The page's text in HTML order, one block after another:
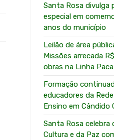
Santa Rosa divulga
especial em
anos do município
Leilão de área
Missões arrecada
obras na Linha
Formação
educadores da
Ensino em Cândido
Santa Rosa celebra
Cultura e da Paz